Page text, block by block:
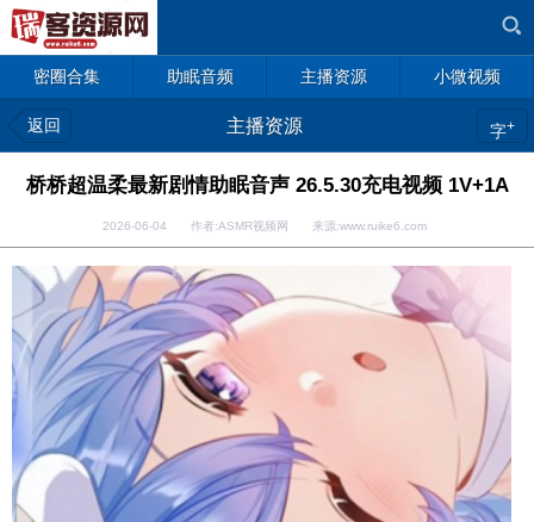
密圈合集 助眠音频 主播资源 小微视频
返回 主播资源 字+
桥桥超温柔最新剧情助眠音声 26.5.30充电视频 1V+1A
2026-06-04 作者:ASMR视频网 来源:www.ruike6.com